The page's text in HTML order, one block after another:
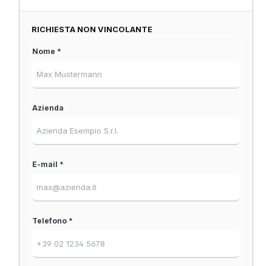
RICHIESTA NON VINCOLANTE
Nome *
Azienda
E-mail *
Telefono *